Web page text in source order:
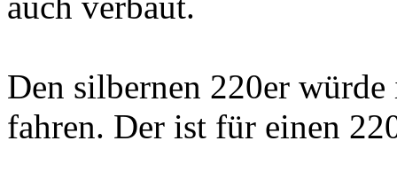
Den silbernen 220er
fahren. Der ist für einen